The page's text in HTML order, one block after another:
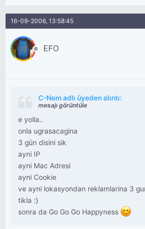
16-09-2006, 13:58:45
EFO
C-Nem adlı üyeden alıntı:
mesajı görüntüle
e yolla..
onla ugrasacagina
3 gün disini sik
ayni IP
ayni Mac Adresi
ayni Cookie
ve ayni lokasyondan reklamlarina 3
tikla :}
sonra da Go Go Go Happyness